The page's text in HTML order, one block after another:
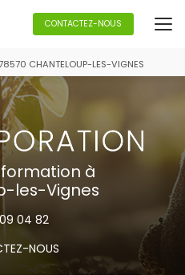
CHANTELOUP-LES-VIGNES
CONTACTEZ-NOUS
à
les-Vignes
04 82
NOUS